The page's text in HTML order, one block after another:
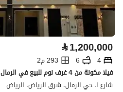
⃁1,200,000
4
6
293 م2
فيلا مكونة من 4 غرف نوم للبيع في الرمال، الرياض
شارع ا، حي الرمال، شرق الرياض، الرياض